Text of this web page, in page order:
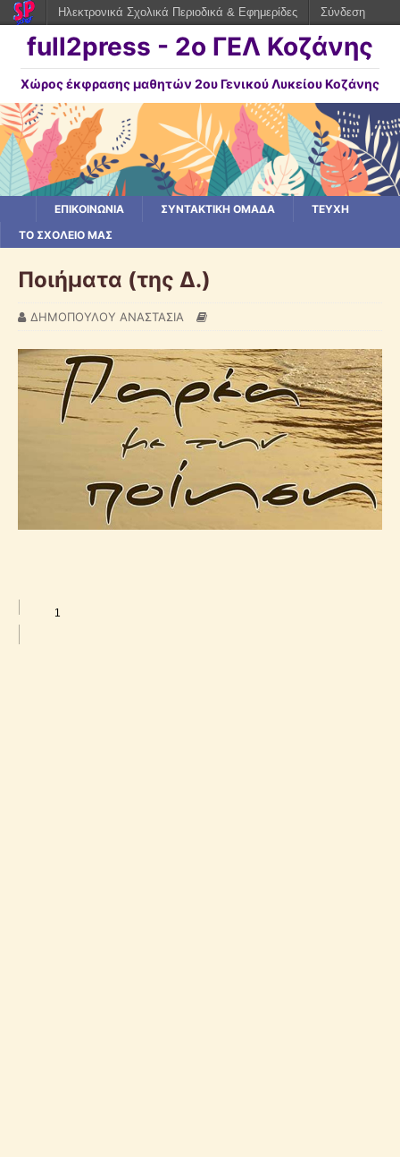
full2press - 2o ΓΕΛ Κοζάνης
Χώρος έκφρασης μαθητών 2ου Γενικού Λυκείου Κοζάνης
ΕΠΙΚΟΙΝΩΝΙΑ ΣΥΝΤΑΚΤΙΚΗ ΟΜΑΔΑ
ΤΕΥΧΗ
ΤΟ ΣΧΟΛΕΙΟ ΜΑΣ
Ποιήματα (της Δ.)
ΔΗΜΟΠΟΥΛΟΥ ΑΝΑΣΤΑΣΙΑ
Ηλεκτρονικά Σχολικά Περιοδικά & Εφημερίδες Σύνδεση